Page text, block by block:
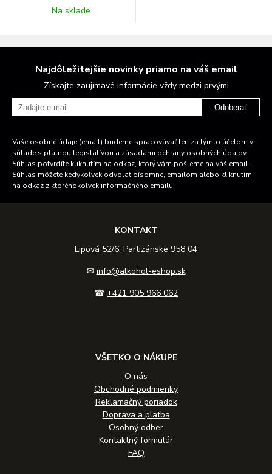
Na sklade
Najdôležitejšie novinky priamo na váš email
Získajte zaujímavé informácie vždy medzi prvými
Odoberať
Vaše osobné údaje (email) budeme spracovávať len za týmto účelom v
súlade s platnou legislatívou a zásadami ochrany osobných údajov.
Súhlas potvrdíte kliknutím na odkaz, ktorý vám pošleme na váš email.
Súhlas môžete kedykoľvek odvolať písomne, emailom alebo kliknutím
na odkaz z ktoréhokoľvek informačného emailu.
KONTAKT
Lipová 52/6, Partizánske 958 04
✉ info@alkohol-eshop.sk
☎ +421 905 966 062
VŠETKO O NÁKUPE
O nás
Obchodné podmienky
Reklamačný poriadok
Doprava a platba
Osobný odber
Kontaktný formulár
FAQ